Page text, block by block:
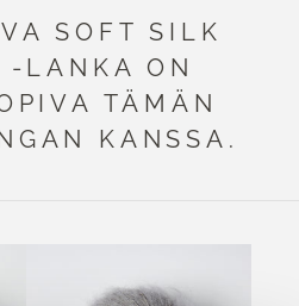
SOFT SILK
-LANKA ON
TÄMÄN
KANSSA.